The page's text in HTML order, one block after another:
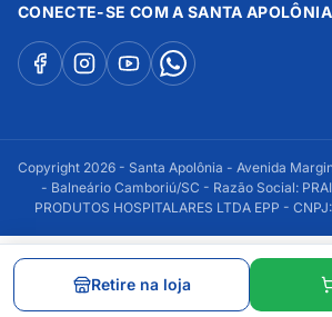
CONECTE-SE COM A SANTA APOLÔNIA
Copyright 2026 - Santa Apolônia - Avenida
- Balneário Camboriú/SC - Razão Social:
PRODUTOS HOSPITALARES LTDA EPP -
Retire na loja